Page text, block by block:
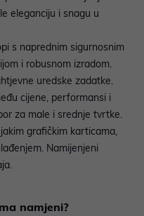
eleganciju i snagu u
s naprednim sigurnosnim
i robusnom izradom.
uredske zadatke.
cijene, performansi i
za male i srednje tvrtke.
grafičkim karticama,
Namijenjeni
namjeni?